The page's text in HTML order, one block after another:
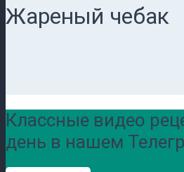
Жареный чебак
Классные видео
день в нашем